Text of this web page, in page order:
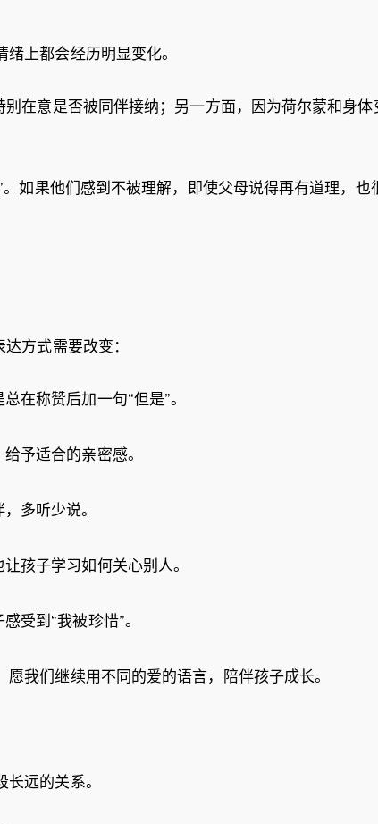
上都会经历明显变化。
在意是否被同伴接纳；另一方面，因为荷尔蒙和身
如果他们感到不被理解，即使父母说得再有道理，也
方式需要改变：
在称赞后加一句“但是”。
予适合的亲密感。
多听少说。
孩子学习如何关心别人。
受到“我被珍惜”。
我们继续用不同的爱的语言，陪伴孩子成长。
远的关系。